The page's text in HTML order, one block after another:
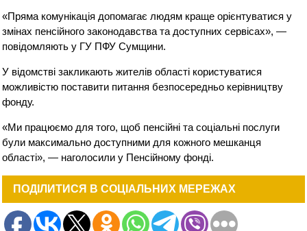
«Пряма комунікація допомагає людям краще орієнтуватися у
змінах пенсійного законодавства та доступних сервісах», —
повідомляють у ГУ ПФУ Сумщини.
У відомстві закликають жителів області користуватися
можливістю поставити питання безпосередньо керівництву
фонду.
«Ми працюємо для того, щоб пенсійні та соціальні послуги
були максимально доступними для кожного мешканця
області», — наголосили у Пенсійному фонді.
ПОДІЛИТИСЯ В СОЦІАЛЬНИХ МЕРЕЖАХ